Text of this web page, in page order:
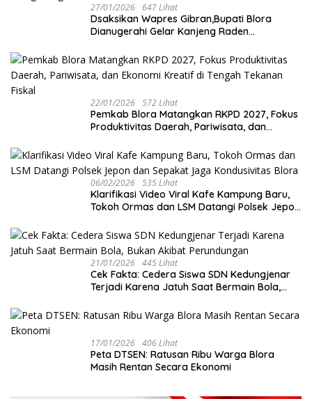
27/01/2026 647 Lihat
‎Dsaksikan Wapres Gibran,Bupati Blora
Dianugerahi Gelar Kanjeng Raden
Mangkunegaran
22/01/2026 572 Lihat
‎Pemkab Blora Matangkan RKPD 2027, Fokus
Produktivitas Daerah, Pariwisata, dan
06/02/2026 535 Lihat
‎Klarifikasi Video Viral Kafe Kampung Baru,
Tokoh Ormas dan LSM Datangi Polsek Jepon
21/01/2026 445 Lihat
Cek Fakta: Cedera Siswa SDN Kedungjenar
Terjadi Karena Jatuh Saat Bermain Bola,
17/01/2026 406 Lihat
‎Peta DTSEN: Ratusan Ribu Warga Blora
Masih Rentan Secara Ekonomi